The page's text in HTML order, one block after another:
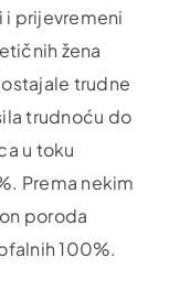
i prijevremeni
žena
trudne
trudnoću do
u toku
Prema nekim
poroda
100%.